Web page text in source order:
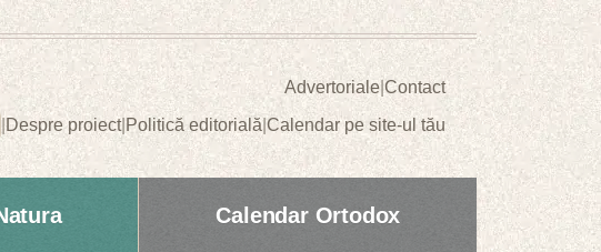
Advertoriale|Contact
Despre proiect| Politică editorială|Calendar pe site-ul tău
Calendar Ortodox